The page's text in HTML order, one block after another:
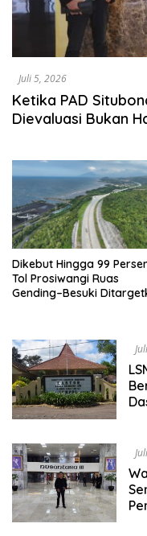
Juli 5, 2026
Ketika PAD
Dievaluasi Bukan
Sendiri.
Dikebut Hingga 99
Tol Prosiwangi Ruas
Gending–Besuki